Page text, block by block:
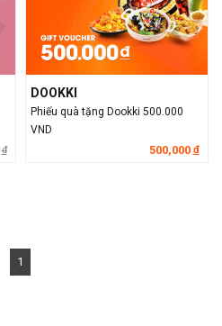
đ
DOOKKI
Phiếu quà tặng Dookki 500.000
VND
500,000 đ
1